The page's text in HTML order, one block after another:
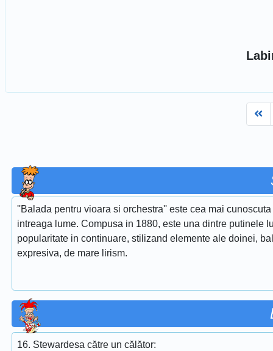
''Balada pentru vioara si orchestra'' este cea mai
intreaga lume. Compusa in 1880, este una dintre putinele
popularitate in continuare, stilizand elemente ale doinei,
expresiva, de mare lirism.
16. Stewardesa către un călător: